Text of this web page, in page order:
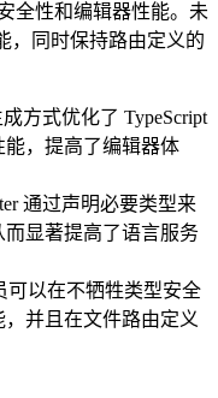
全性和编辑器性能。未
，同时保持路由定义的
方式优化了 TypeScript
，提高了编辑器体
通过声明必要类型来
显著提高了语言服务
可以在不牺牲类型安全
并且在文件路由定义